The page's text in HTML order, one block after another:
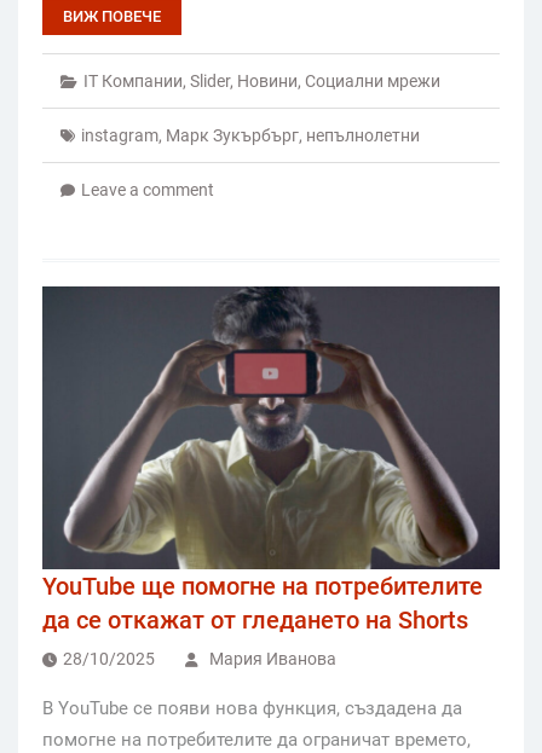
ВИЖ ПОВЕЧЕ
IT Компании, Slider, Новини, Социални мрежи
instagram, Марк Зукърбърг, непълнолетни
Leave a comment
YouTube ще помогне на потребителите
да се откажат от гледането на Shorts
28/10/2025 Мария Иванова
В YouTube се появи нова функция, създадена да
помогне на потребителите да ограничат времето,